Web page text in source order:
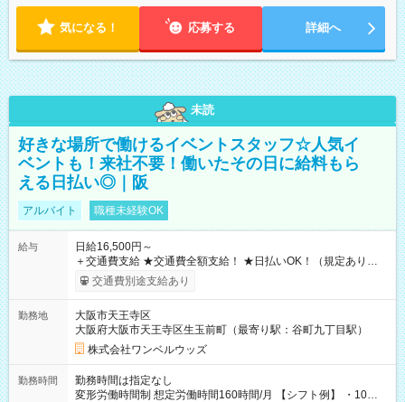
気になる！ 応募する 詳細へ
未読
好きな場所で働けるイベントスタッフ☆人気イ
ベントも！来社不要！働いたその日に給料もら
える日払い◎｜阪
アルバイト 職種未経験OK
給与
日給16,500円～
＋交通費支給 ★交通費全額支給！ ★日払いOK！（規定あり） ┗
働いたその日に現金GET♪ お仕事後はコンビニATMから 日払
交通費別途支給あり
勤務地
大阪市天王寺区
大阪府大阪市天王寺区生玉前町（最寄り駅：谷町九丁目駅）
株式会社ワンベルウッズ
勤務時間
勤務時間は指定なし
変形労働時間制 想定労働時間160時間/月 【シフト例】 ・10：